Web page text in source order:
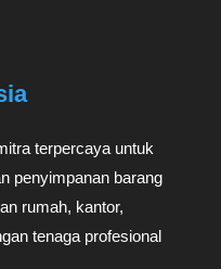
terpercaya untuk
penyimpanan barang
rumah, kantor,
tenaga profesional